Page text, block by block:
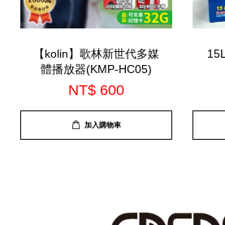
【kolin】歌林新世代多媒
體播放器(KMP-HC05)
NT$ 600
加入購物車